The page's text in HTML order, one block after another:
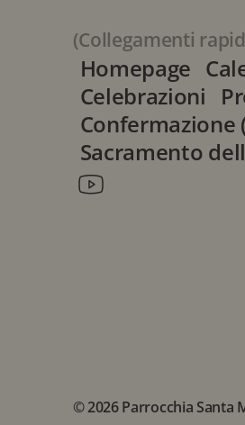
(Collegamenti
Homepage
Celebrazioni
Confermazione
Sacramento
© 2026 Parrocchia Santa